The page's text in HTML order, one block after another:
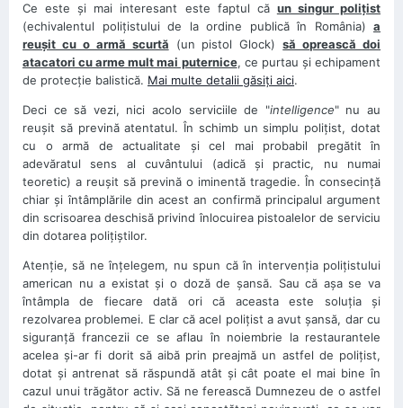
Ce este şi mai interesant este faptul că un singur poliţist
(echivalentul poliţistului de la ordine publică în România) a
reuşit cu o armă scurtă (un pistol Glock)să oprească doi
atacatori cu arme mult mai puternice, ce purtau şi echipament
de protecţie balistică. Mai multe detalii găsiţi aici.
Deci ce să vezi, nici acolo serviciile de "intelligence" nu au
reuşit să prevină atentatul. În schimb un simplu poliţist, dotat
cu o armă de actualitate şi cel mai probabil pregătit în
adevăratul sens al cuvântului (adică şi practic, nu numai
teoretic) a reuşit să prevină o iminentă tragedie. În consecinţă
chiar şi întâmplările din acest an confirmă principalul argument
din scrisoarea deschisă privind înlocuirea pistoalelor de serviciu
din dotarea poliţiştilor.
Atenţie, să ne înţelegem, nu spun că în intervenţia poliţistului
american nu a existat şi o doză de şansă. Sau că aşa se va
întâmpla de fiecare dată ori că aceasta este soluţia şi
rezolvarea problemei. E clar că acel poliţist a avut şansă, dar cu
siguranţă francezii ce se aflau în noiembrie la restaurantele
acelea şi-ar fi dorit să aibă prin preajmă un astfel de poliţist,
dotat şi antrenat să răspundă atât şi cât poate el mai bine în
cazul unui trăgător activ. Să ne ferească Dumnezeu de o astfel